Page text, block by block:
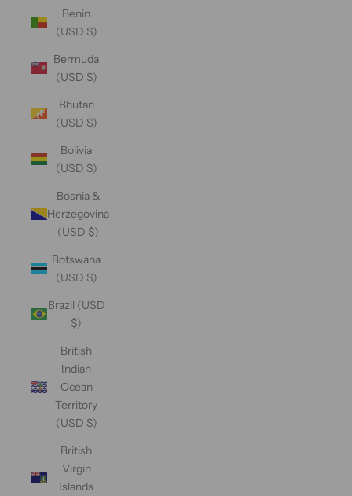
Benin
(USD $)
Bermuda
(USD $)
Bhutan
(USD $)
Bolivia
(USD $)
Bosnia &
Herzegovina
(USD $)
Botswana
(USD $)
Brazil (USD
$)
British
Indian
Ocean
Territory
(USD $)
British
Virgin
Islands